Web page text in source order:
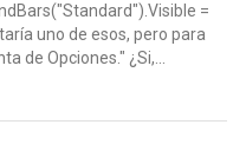
=
uno de esos, pero para
de Opciones." ¿Si,...